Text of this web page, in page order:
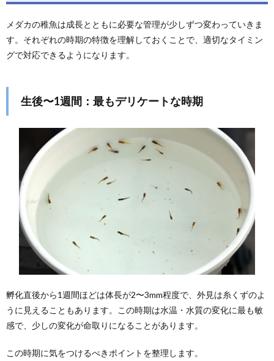
メダカの稚魚は成長とともに必要な管理が少しずつ変わっていきま
す。それぞれの時期の特徴を理解しておくことで、適切なタイミン
グで対応できるようになります。
生後〜1週間：最もデリケートな時期
孵化直後から1週間ほどは体長が2〜3mm程度で、外見は糸くずのよ
うに見えることもあります。この時期は水温・水質の変化に最も敏
感で、少しの変化が命取りになることがあります。
この時期に気をつけるべきポイントを整理します。